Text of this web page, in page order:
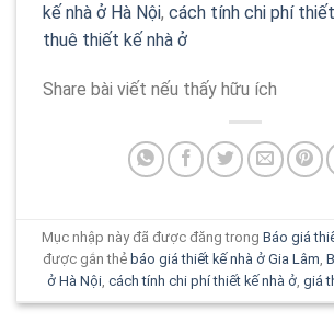
kế nhà ở Hà Nội, cách tính chi phí
thuê thiết kế nhà ở
Share bài viết nếu thấy hữu ích
Mục nhập này đã được đăng trong Báo giá
được gắn thẻ báo giá thiết kế nhà ở Gia Lâm
ở Hà Nội cách tính chi phí thiết kế nhà ở giá